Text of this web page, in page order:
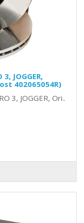
JOGGER,
402065054R)
3, JOGGER, Ori..